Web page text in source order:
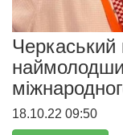
18.10.22 09:50